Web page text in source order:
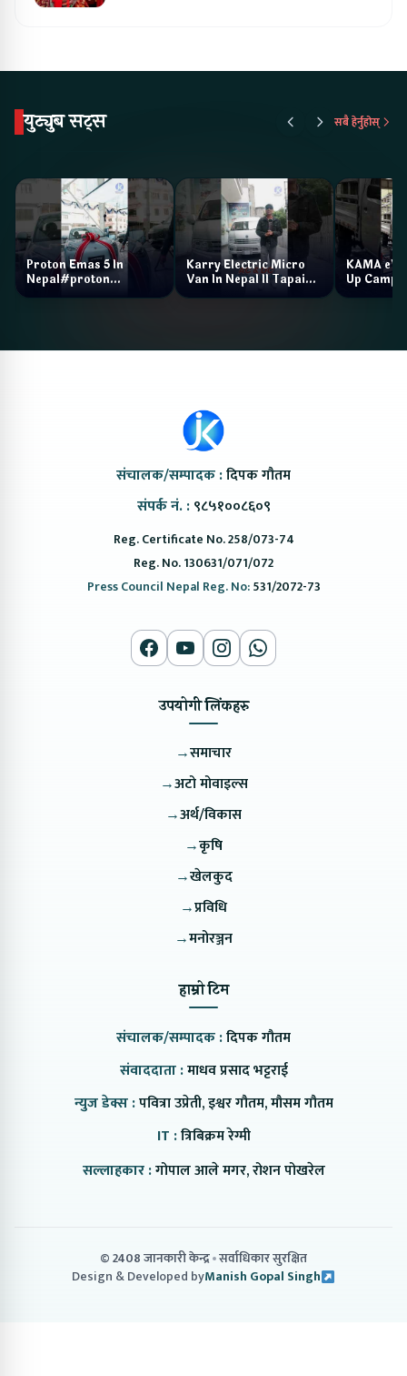
युट्युब सट्स सबै हेर्नुहोस्
Proton Emas 5 In
Nepal#proton
#protonemas5#protonnepal#evcarnepal
Karry Electric Micro
Van In Nepal II Tapaiko
KAMA eV
Up Camp
संचालक/सम्पादक :दिपक गौतम
संपर्क नं. : ९८५१००८६०९
Reg. Certificate No. 258/073-74
Reg. No. 130631/071/072
Press Council Nepal Reg. No:531/2072-73
उपयोगी लिंकहरु
→समाचार
→अटो मोवाइल्स
→अर्थ/विकास
→कृषि
→खेलकुद
→प्रविधि
→मनोरञ्जन
हाम्रो टिम
संचालक/सम्पादक :दिपक गौतम
संवाददाता :माधव प्रसाद भट्टराई
न्युज डेक्स :पवित्रा उप्रेती, इश्वर गौतम, मौसम गौतम
IT :त्रिबिक्रम रेग्मी
सल्लाहकार :गोपाल आले मगर, रोशन पोखरेल
© 2408 जानकारी केन्द्र सर्वाधिकार सुरक्षित
Design & Developed byManish Gopal Singh